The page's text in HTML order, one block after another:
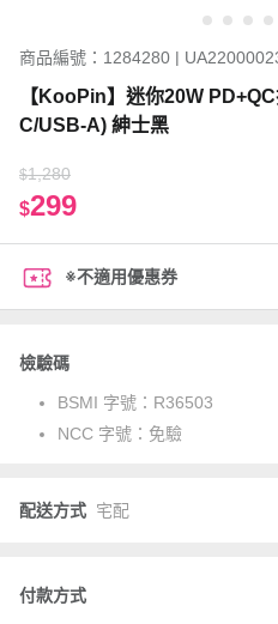
商品編號：1284280 |
【KooPin】迷你20W
C/USB-A) 紳士黑
$1,280
$299
※不適用優惠券
檢驗碼
BSMI 字號： R36503
NCC 字號： 免驗
配送方式 宅配
付款方式